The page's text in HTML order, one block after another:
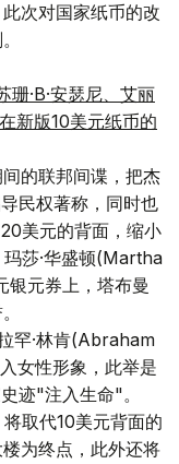
次对国家纸币的改
珊·B·安瑟尼、艾丽
新版10美元纸币的
的联邦间谍，把杰
民权著称，同时也
美元的背面，缩小
莎·华盛顿(Martha
银元券上，塔布曼
罕·林肯(Abraham
女性形象，此举是
迹"注入生命"。
取代10美元背面的
为终点，此外还将